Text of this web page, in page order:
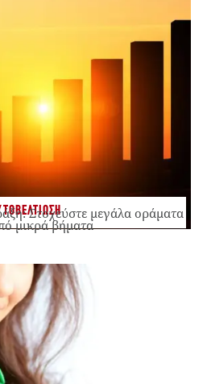
Στοχεύστε μεγάλα οράματα
μικρά βήματα